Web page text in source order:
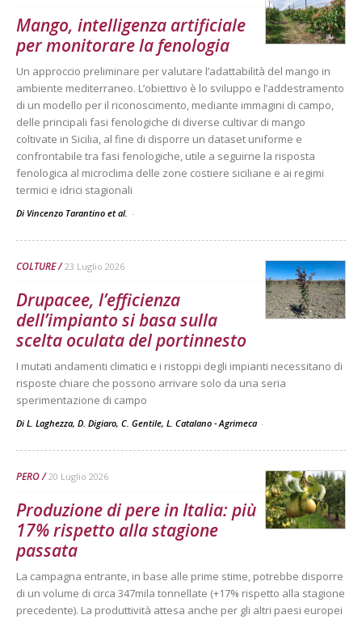
Mango, intelligenza artificiale
per monitorare la fenologia
Un approccio preliminare per valutare l’adattabilità del mango in
ambiente mediterraneo. L’obiettivo è lo sviluppo e l’addestramento
di un modello per il riconoscimento, mediante immagini di campo,
delle principali fasi fenologiche di diverse cultivar di mango
coltivate in Sicilia, al fine di disporre un dataset uniforme e
confrontabile tra fasi fenologiche, utile a seguirne la risposta
fenologica al microclima delle zone costiere siciliane e ai regimi
termici e idrici stagionali
Di Vincenzo Tarantino et al. -
COLTURE 23 Luglio 2026
Drupacee, l’efficienza
dell’impianto si basa sulla
scelta oculata del portinnesto
I mutati andamenti climatici e i ristoppi degli impianti necessitano di
risposte chiare che possono arrivare solo da una seria
sperimentazione di campo
Di L. Laghezza, D. Digiaro, C. Gentile, L. Catalano - Agrimeca -
PERO 20 Luglio 2026
Produzione di pere in Italia: più
17% rispetto alla stagione
passata
La campagna entrante, in base alle prime stime, potrebbe disporre
di un volume di circa 347mila tonnellate (+17% rispetto alla stagione
precedente). La produttività attesa anche per gli altri paesi europei